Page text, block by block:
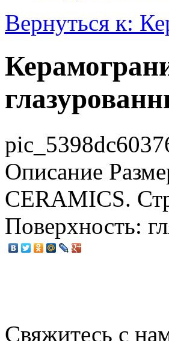
Вернуться к:
Описание
CERAMICS.
Поверхность:
Свяжитесь с